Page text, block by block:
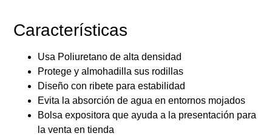
Características
Usa Poliuretano de alta densidad
Protege y almohadilla sus rodillas
Diseño con ribete para estabilidad
Evita la absorción de agua en entornos mojados
Bolsa expositora que ayuda a la presentación para
la venta en tienda